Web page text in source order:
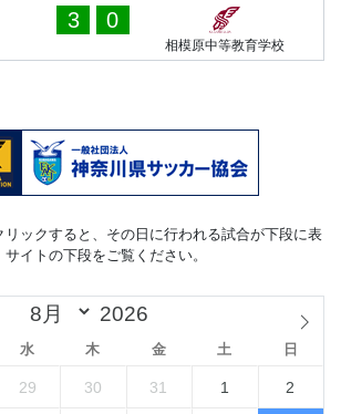
3 0
相模原中等教育学校
リックすると、その日に行われる試合が下段に表
イトの下段をご覧ください。
水 木 金 土 日
29 30 31 1 2